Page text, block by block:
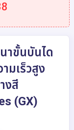
าขั้นบันได
มเร็วสูง
งสี
(GX)